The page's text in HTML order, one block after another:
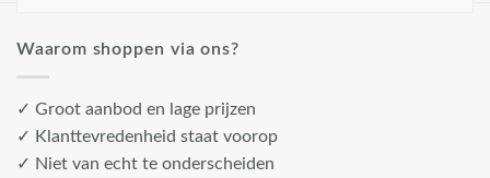
Waarom shoppen via ons?
✓ Groot aanbod en lage prijzen
✓ Klanttevredenheid staat voorop
✓ Niet van echt te onderscheiden